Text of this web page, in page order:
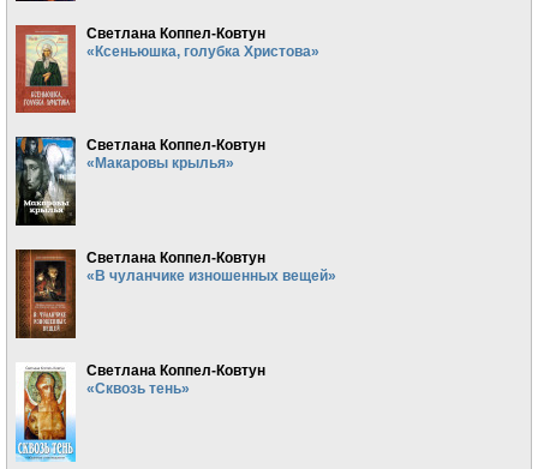
Светлана Коппел-Ковтун
«Ксеньюшка, голубка Христова»
Светлана Коппел-Ковтун
«Макаровы крылья»
Светлана Коппел-Ковтун
«В чуланчике изношенных вещей»
Светлана Коппел-Ковтун
«Сквозь тень»